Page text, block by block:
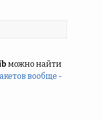
можно найти
вообще -